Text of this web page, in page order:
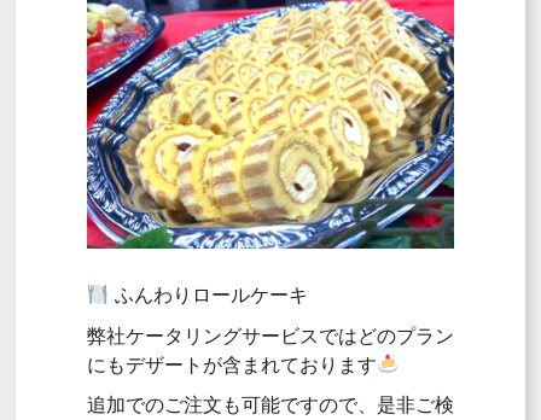
ふんわりロールケーキ
弊社ケータリングサービスではどのプラン
にもデザートが含まれております
追加でのご注文も可能ですので、是非ご検